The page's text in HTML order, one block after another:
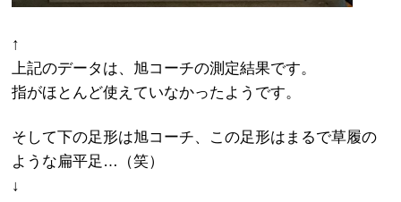
↑
上記のデータは、旭コーチの測定結果です。
指がほとんど使えていなかったようです。
そして下の足形は旭コーチ、この足形はまるで草履の
ような扁平足…（笑）
↓